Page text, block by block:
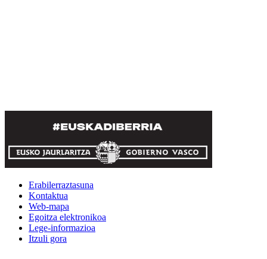
Erabilerraztasuna
Kontaktua
Web-mapa
Egoitza elektronikoa
Lege-informazioa
Itzuli gora